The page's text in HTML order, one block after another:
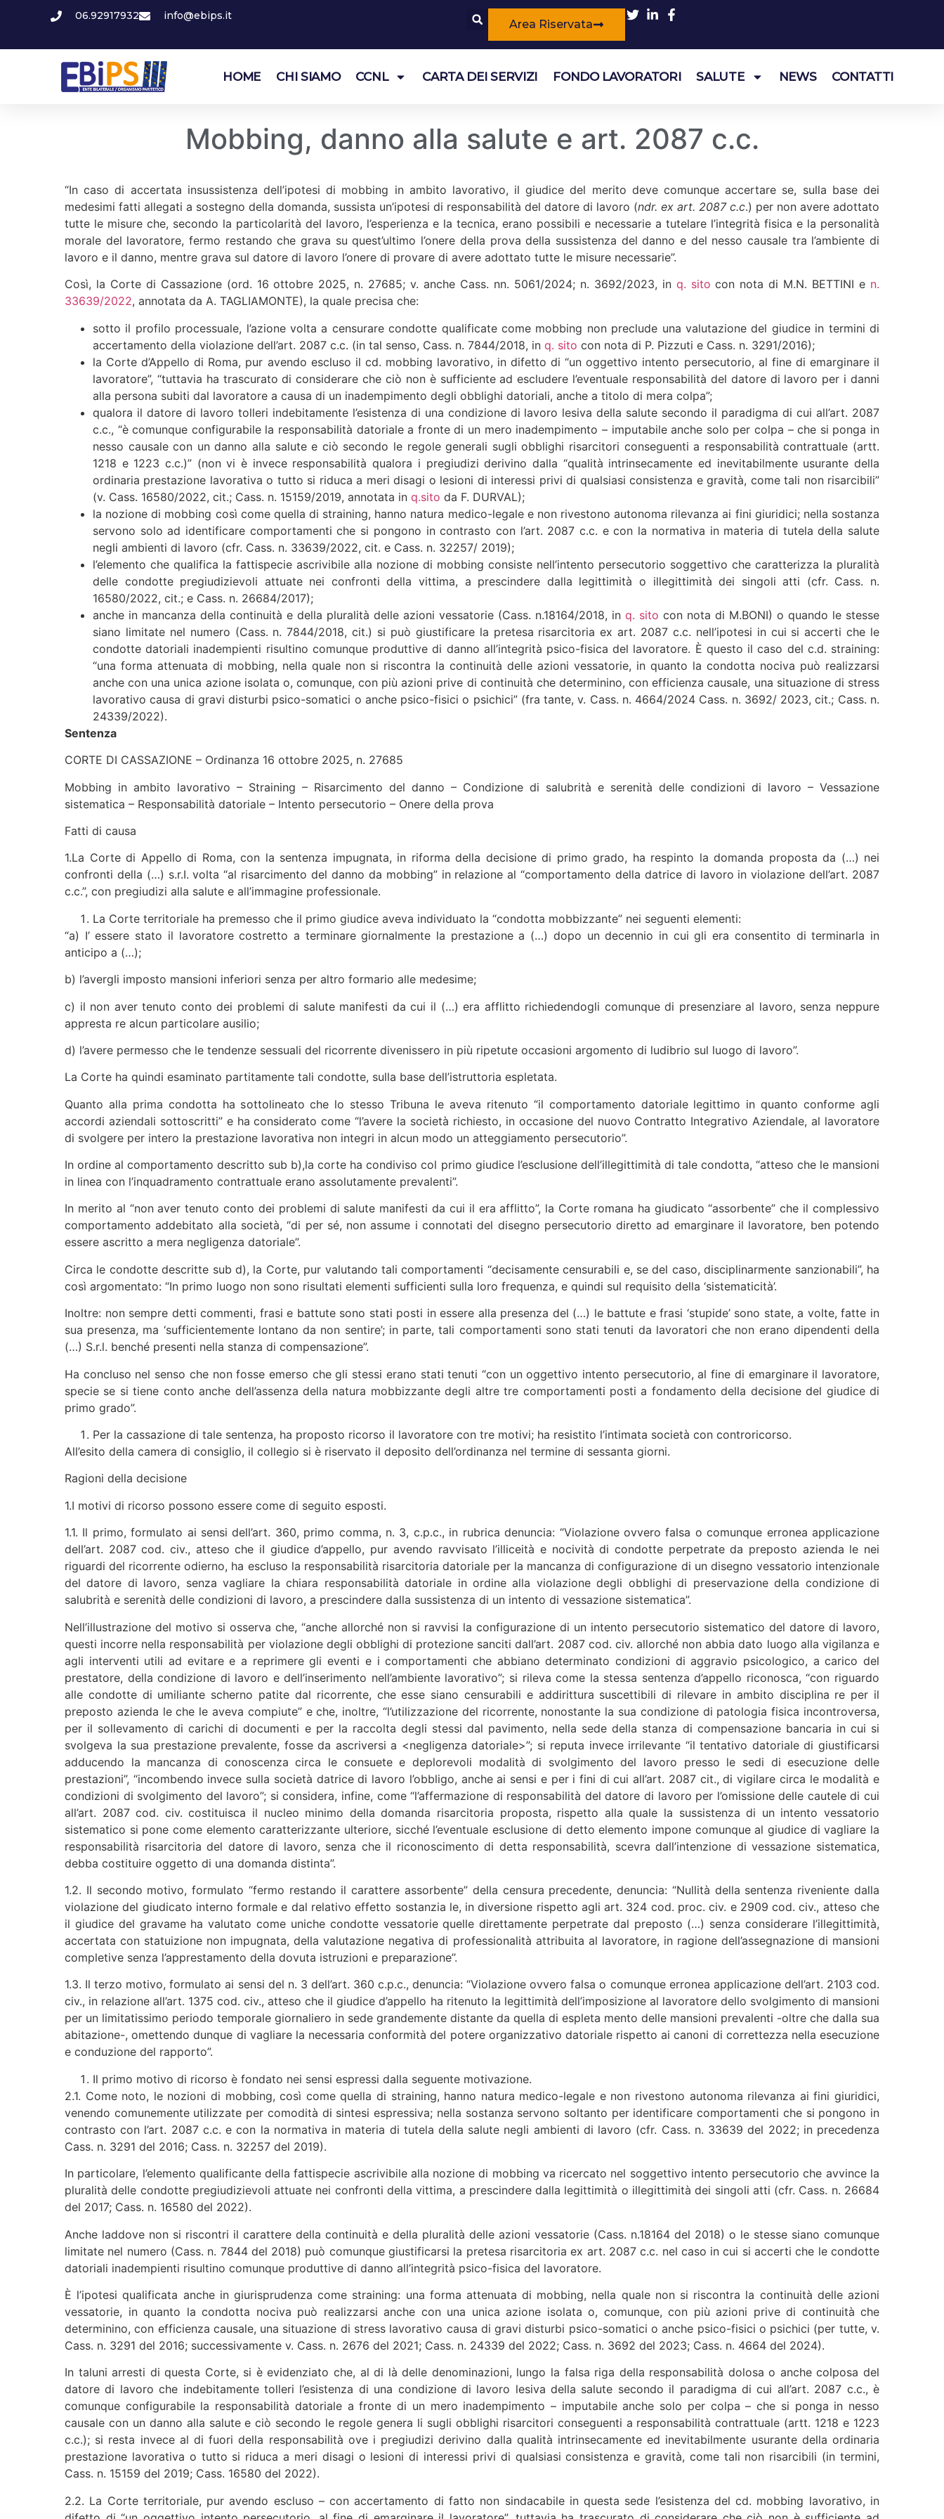
06.92917932 info@ebips.it
Area Riservata
HOME CHI SIAMO CCNL CARTA DEI SERVIZI FONDO LAVORATORI SALUTE NEWS CONTATTI
Mobbing, danno alla salute e art. 2087 c.c.
“In caso di accertata insussistenza dell’ipotesi di mobbing in ambito lavorativo, il giudice del merito deve comunque accertare se, sulla base dei
medesimi fatti allegati a sostegno della domanda, sussista un’ipotesi di responsabilità del datore di lavoro (ndr. ex art. 2087 c.c.) per non avere adottato
tutte le misure che, secondo la particolarità del lavoro, l’esperienza e la tecnica, erano possibili e necessarie a tutelare l’integrità fisica e la personalità
morale del lavoratore, fermo restando che grava su quest’ultimo l’onere della prova della sussistenza del danno e del nesso causale tra l’ambiente di
lavoro e il danno, mentre grava sul datore di lavoro l’onere di provare di avere adottato tutte le misure necessarie”.
Così, la Corte di Cassazione (ord. 16 ottobre 2025, n. 27685; v. anche Cass. nn. 5061/2024; n. 3692/2023, in q. sito con nota di M.N. BETTINI e n.
33639/2022, annotata da A. TAGLIAMONTE), la quale precisa che:
sotto il profilo processuale, l’azione volta a censurare condotte qualificate come mobbing non preclude una valutazione del giudice in termini di
accertamento della violazione dell’art. 2087 c.c. (in tal senso, Cass. n. 7844/2018, in q. sito con nota di P. Pizzuti e Cass. n. 3291/2016);
la Corte d’Appello di Roma, pur avendo escluso il cd. mobbing lavorativo, in difetto di “un oggettivo intento persecutorio, al fine di emarginare il
lavoratore”, “tuttavia ha trascurato di considerare che ciò non è sufficiente ad escludere l’eventuale responsabilità del datore di lavoro per i danni
alla persona subiti dal lavoratore a causa di un inadempimento degli obblighi datoriali, anche a titolo di mera colpa”;
qualora il datore di lavoro tolleri indebitamente l’esistenza di una condizione di lavoro lesiva della salute secondo il paradigma di cui all’art. 2087
c.c., “è comunque configurabile la responsabilità datoriale a fronte di un mero inadempimento – imputabile anche solo per colpa – che si ponga in
nesso causale con un danno alla salute e ciò secondo le regole generali sugli obblighi risarcitori conseguenti a responsabilità contrattuale (artt.
1218 e 1223 c.c.)” (non vi è invece responsabilità qualora i pregiudizi derivino dalla “qualità intrinsecamente ed inevitabilmente usurante della
ordinaria prestazione lavorativa o tutto si riduca a meri disagi o lesioni di interessi privi di qualsiasi consistenza e gravità, come tali non risarcibili”
(v. Cass. 16580/2022, cit.; Cass. n. 15159/2019, annotata in q.sito da F. DURVAL);
la nozione di mobbing così come quella di straining, hanno natura medico-legale e non rivestono autonoma rilevanza ai fini giuridici; nella sostanza
servono solo ad identificare comportamenti che si pongono in contrasto con l’art. 2087 c.c. e con la normativa in materia di tutela della salute
negli ambienti di lavoro (cfr. Cass. n. 33639/2022, cit. e Cass. n. 32257/ 2019);
l’elemento che qualifica la fattispecie ascrivibile alla nozione di mobbing consiste nell’intento persecutorio soggettivo che caratterizza la pluralità
delle condotte pregiudizievoli attuate nei confronti della vittima, a prescindere dalla legittimità o illegittimità dei singoli atti (cfr. Cass. n.
16580/2022, cit.; e Cass. n. 26684/2017);
anche in mancanza della continuità e della pluralità delle azioni vessatorie (Cass. n.18164/2018, in q. sito con nota di M.BONI) o quando le stesse
siano limitate nel numero (Cass. n. 7844/2018, cit.) si può giustificare la pretesa risarcitoria ex art. 2087 c.c. nell’ipotesi in cui si accerti che le
condotte datoriali inadempienti risultino comunque produttive di danno all’integrità psico-fisica del lavoratore. È questo il caso del c.d. straining:
“una forma attenuata di mobbing, nella quale non si riscontra la continuità delle azioni vessatorie, in quanto la condotta nociva può realizzarsi
anche con una unica azione isolata o, comunque, con più azioni prive di continuità che determinino, con efficienza causale, una situazione di stress
lavorativo causa di gravi disturbi psico-somatici o anche psico-fisici o psichici” (fra tante, v. Cass. n. 4664/2024 Cass. n. 3692/ 2023, cit.; Cass. n.
24339/2022).
Sentenza
CORTE DI CASSAZIONE – Ordinanza 16 ottobre 2025, n. 27685
Mobbing in ambito lavorativo – Straining – Risarcimento del danno – Condizione di salubrità e serenità delle condizioni di lavoro – Vessazione
sistematica – Responsabilità datoriale – Intento persecutorio – Onere della prova
Fatti di causa
1.La Corte di Appello di Roma, con la sentenza impugnata, in riforma della decisione di primo grado, ha respinto la domanda proposta da (…) nei
confronti della (…) s.r.I. volta “al risarcimento del danno da mobbing” in relazione al “comportamento della datrice di lavoro in violazione dell’art. 2087
c.c.”, con pregiudizi alla salute e all’immagine professionale.
La Corte territoriale ha premesso che il primo giudice aveva individuato la “condotta mobbizzante” nei seguenti elementi:
“a) I’ essere stato il lavoratore costretto a terminare giornalmente la prestazione a (…) dopo un decennio in cui gli era consentito di terminarla in
anticipo a (…);
b) l’avergli imposto mansioni inferiori senza per altro formario alle medesime;
c) il non aver tenuto conto dei problemi di salute manifesti da cui il (…) era afflitto richiedendogli comunque di presenziare al lavoro, senza neppure
appresta re alcun particolare ausilio;
d) l’avere permesso che le tendenze sessuali del ricorrente divenissero in più ripetute occasioni argomento di ludibrio sul luogo di lavoro”.
La Corte ha quindi esaminato partitamente tali condotte, sulla base dell’istruttoria espletata.
Quanto alla prima condotta ha sottolineato che lo stesso Tribuna le aveva ritenuto “il comportamento datoriale legittimo in quanto conforme agli
accordi aziendali sottoscritti” e ha considerato come “l’avere la società richiesto, in occasione del nuovo Contratto Integrativo Aziendale, al lavoratore
di svolgere per intero la prestazione lavorativa non integri in alcun modo un atteggiamento persecutorio”.
In ordine al comportamento descritto sub b),la corte ha condiviso col primo giudice l’esclusione dell’illegittimità di tale condotta, “atteso che le mansioni
in linea con l’inquadramento contrattuale erano assolutamente prevalenti”.
In merito al “non aver tenuto conto dei problemi di salute manifesti da cui il era afflitto”, la Corte romana ha giudicato “assorbente” che il complessivo
comportamento addebitato alla società, “di per sé, non assume i connotati del disegno persecutorio diretto ad emarginare il lavoratore, ben potendo
essere ascritto a mera negligenza datoriale”.
Circa le condotte descritte sub d), la Corte, pur valutando tali comportamenti “decisamente censurabili e, se del caso, disciplinarmente sanzionabili”, ha
così argomentato: “In primo luogo non sono risultati elementi sufficienti sulla loro frequenza, e quindi sul requisito della ‘sistematicità’.
Inoltre: non sempre detti commenti, frasi e battute sono stati posti in essere alla presenza del (…) le battute e frasi ‘stupide’ sono state, a volte, fatte in
sua presenza, ma ‘sufficientemente lontano da non sentire’; in parte, tali comportamenti sono stati tenuti da lavoratori che non erano dipendenti della
(…) S.r.l. benché presenti nella stanza di compensazione”.
Ha concluso nel senso che non fosse emerso che gli stessi erano stati tenuti “con un oggettivo intento persecutorio, al fine di emarginare il lavoratore,
specie se si tiene conto anche dell’assenza della natura mobbizzante degli altre tre comportamenti posti a fondamento della decisione del giudice di
primo grado”.
Per la cassazione di tale sentenza, ha proposto ricorso il lavoratore con tre motivi; ha resistito l’intimata società con controricorso.
All’esito della camera di consiglio, il collegio si è riservato il deposito dell’ordinanza nel termine di sessanta giorni.
Ragioni della decisione
1.I motivi di ricorso possono essere come di seguito esposti.
1.1. Il primo, formulato ai sensi dell’art. 360, primo comma, n. 3, c.p.c., in rubrica denuncia: “Violazione ovvero falsa o comunque erronea applicazione
dell’art. 2087 cod. civ., atteso che iI giudice d’appello, pur avendo ravvisato l’illiceità e nocività di condotte perpetrate da preposto azienda le nei
riguardi del ricorrente odierno, ha escluso la responsabilità risarcitoria datoriale per la mancanza di configurazione di un disegno vessatorio intenzionale
del datore di lavoro, senza vagliare la chiara responsabilità datoriale in ordine alla violazione degli obblighi di preservazione della condizione di
salubrità e serenità delle condizioni di lavoro, a prescindere dalla sussistenza di un intento di vessazione sistematica”.
Nell’illustrazione del motivo si osserva che, “anche allorché non si ravvisi la configurazione di un intento persecutorio sistematico del datore di lavoro,
questi incorre nella responsabilità per violazione degli obblighi di protezione sanciti dall’art. 2087 cod. civ. allorché non abbia dato luogo alla vigilanza e
agli interventi utili ad evitare e a reprimere gli eventi e i comportamenti che abbiano determinato condizioni di aggravio psicologico, a carico del
prestatore, della condizione di lavoro e dell’inserimento nell’ambiente lavorativo”; si rileva come la stessa sentenza d’appello riconosca, “con riguardo
alle condotte di umiliante scherno patite dal ricorrente, che esse siano censurabili e addirittura suscettibili di rilevare in ambito disciplina re per il
preposto azienda le che le aveva compiute” e che, inoltre, “l’utilizzazione del ricorrente, nonostante la sua condizione di patologia fisica incontroversa,
per il sollevamento di carichi di documenti e per la raccolta degli stessi dal pavimento, nella sede della stanza di compensazione bancaria in cui si
svolgeva la sua prestazione prevalente, fosse da ascriversi a <negligenza datoriale>”; si reputa invece irrilevante “il tentativo datoriale di giustificarsi
adducendo la mancanza di conoscenza circa le consuete e deplorevoli modalità di svolgimento del lavoro presso le sedi di esecuzione delle
prestazioni”, “incombendo invece sulla società datrice di lavoro l’obbligo, anche ai sensi e per i fini di cui all’art. 2087 cit., di vigilare circa le modalità e
condizioni di svolgimento del lavoro”; si considera, infine, come “l’affermazione di responsabilità del datore di lavoro per l’omissione delle cautele di cui
all’art. 2087 cod. civ. costituisca il nucleo minimo della domanda risarcitoria proposta, rispetto alla quale la sussistenza di un intento vessatorio
sistematico si pone come elemento caratterizzante ulteriore, sicché l’eventuale esclusione di detto elemento impone comunque al giudice di vagliare la
responsabilità risarcitoria del datore di lavoro, senza che il riconoscimento di detta responsabilità, scevra dall’intenzione di vessazione sistematica,
debba costituire oggetto di una domanda distinta”.
1.2. Il secondo motivo, formulato “fermo restando il carattere assorbente” della censura precedente, denuncia: “Nullità della sentenza riveniente dalla
violazione del giudicato interno formale e dal relativo effetto sostanzia le, in diversione rispetto agli art. 324 cod. proc. civ. e 2909 cod. civ., atteso che
il giudice del gravame ha valutato come uniche condotte vessatorie quelle direttamente perpetrate dal preposto (…) senza considerare l’illegittimità,
accertata con statuizione non impugnata, della valutazione negativa di professionalità attribuita al lavoratore, in ragione dell’assegnazione di mansioni
completive senza l’apprestamento della dovuta istruzioni e preparazione’’.
1.3. Il terzo motivo, formulato ai sensi del n. 3 dell’art. 360 c.p.c., denuncia: “Violazione ovvero falsa o comunque erronea applicazione dell’art. 2103 cod.
civ., in relazione all’art. 1375 cod. civ., atteso che il giudice d’appello ha ritenuto la legittimità dell’imposizione al lavoratore dello svolgimento di mansioni
per un limitatissimo periodo temporale giornaliero in sede grandemente distante da quella di espleta mento delle mansioni prevalenti -oltre che dalla sua
abitazione-, omettendo dunque di vagliare la necessaria conformità del potere organizzativo datoriale rispetto ai canoni di correttezza nella esecuzione
e conduzione del rapporto”.
Il primo motivo di ricorso è fondato nei sensi espressi dalla seguente motivazione.
2.1. Come noto, le nozioni di mobbing, così come quella di straining, hanno natura medico-legale e non rivestono autonoma rilevanza ai fini giuridici,
venendo comunemente utilizzate per comodità di sintesi espressiva; nella sostanza servono soltanto per identificare comportamenti che si pongono in
contrasto con l’art. 2087 c.c. e con la normativa in materia di tutela della salute negli ambienti di lavoro (cfr. Cass. n. 33639 del 2022; in precedenza
Cass. n. 3291 del 2016; Cass. n. 32257 del 2019).
In particolare, l’elemento qualificante della fattispecie ascrivibile alla nozione di mobbing va ricercato nel soggettivo intento persecutorio che avvince la
pluralità delle condotte pregiudizievoli attuate nei confronti della vittima, a prescindere dalla legittimità o illegittimità dei singoli atti (cfr. Cass. n. 26684
del 2017; Cass. n. 16580 del 2022).
Anche laddove non si riscontri il carattere della continuità e della pluralità delle azioni vessatorie (Cass. n.18164 del 2018) o le stesse siano comunque
limitate nel numero (Cass. n. 7844 del 2018) può comunque giustificarsi la pretesa risarcitoria ex art. 2087 c.c. nel caso in cui si accerti che le condotte
datoriali inadempienti risultino comunque produttive di danno all’integrità psico-fisica del lavoratore.
È l’ipotesi qualificata anche in giurisprudenza come straining: una forma attenuata di mobbing, nella quale non si riscontra la continuità delle azioni
vessatorie, in quanto la condotta nociva può realizzarsi anche con una unica azione isolata o, comunque, con più azioni prive di continuità che
determinino, con efficienza causale, una situazione di stress lavorativo causa di gravi disturbi psico-somatici o anche psico-fisici o psichici (per tutte, v.
Cass. n. 3291 del 2016; successivamente v. Cass. n. 2676 del 2021; Cass. n. 24339 del 2022; Cass. n. 3692 del 2023; Cass. n. 4664 del 2024).
In taluni arresti di questa Corte, si è evidenziato che, al di là delle denominazioni, lungo la falsa riga della responsabilità dolosa o anche colposa del
datore di lavoro che indebitamente tolleri l’esistenza di una condizione di lavoro lesiva della salute secondo il paradigma di cui all’art. 2087 c.c., è
comunque configurabile la responsabilità datoriale a fronte di un mero inadempimento – imputabile anche solo per colpa – che si ponga in nesso
causale con un danno alla salute e ciò secondo le regole genera li sugli obblighi risarcitori conseguenti a responsabilità contrattuale (artt. 1218 e 1223
c.c.); si resta invece al di fuori della responsabilità ove i pregiudizi derivino dalla qualità intrinsecamente ed inevitabilmente usurante della ordinaria
prestazione lavorativa o tutto si riduca a meri disagi o lesioni di interessi privi di qualsiasi consistenza e gravità, come tali non risarcibili (in termini,
Cass. n. 15159 del 2019; Cass. 16580 del 2022).
2.2. La Corte territoriale, pur avendo escluso – con accertamento di fatto non sindacabile in questa sede l’esistenza del cd. mobbing lavorativo, in